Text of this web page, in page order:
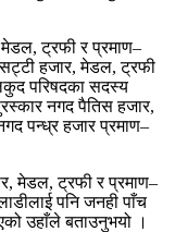
मेडल, ट्रफी र प्रमाण–
हजार, मेडल, ट्रफी
परिषदका सदस्य
नगद पैतिस हजार,
पन्ध्र हजार प्रमाण–
मेडल, ट्रफी र प्रमाण–
पनि जनही पाँच
उहाँले बताउनुभयो ।